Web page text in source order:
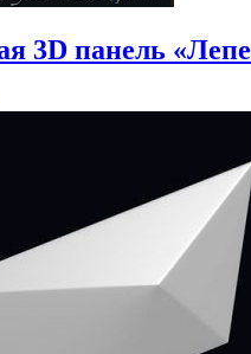
3D панель